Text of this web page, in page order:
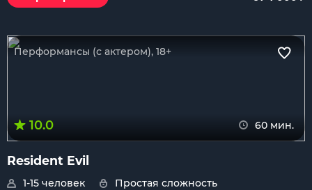
Перформансы (с актером), 18+
10.0 60 мин.
Resident Evil
1-15 человек
Простая сложность